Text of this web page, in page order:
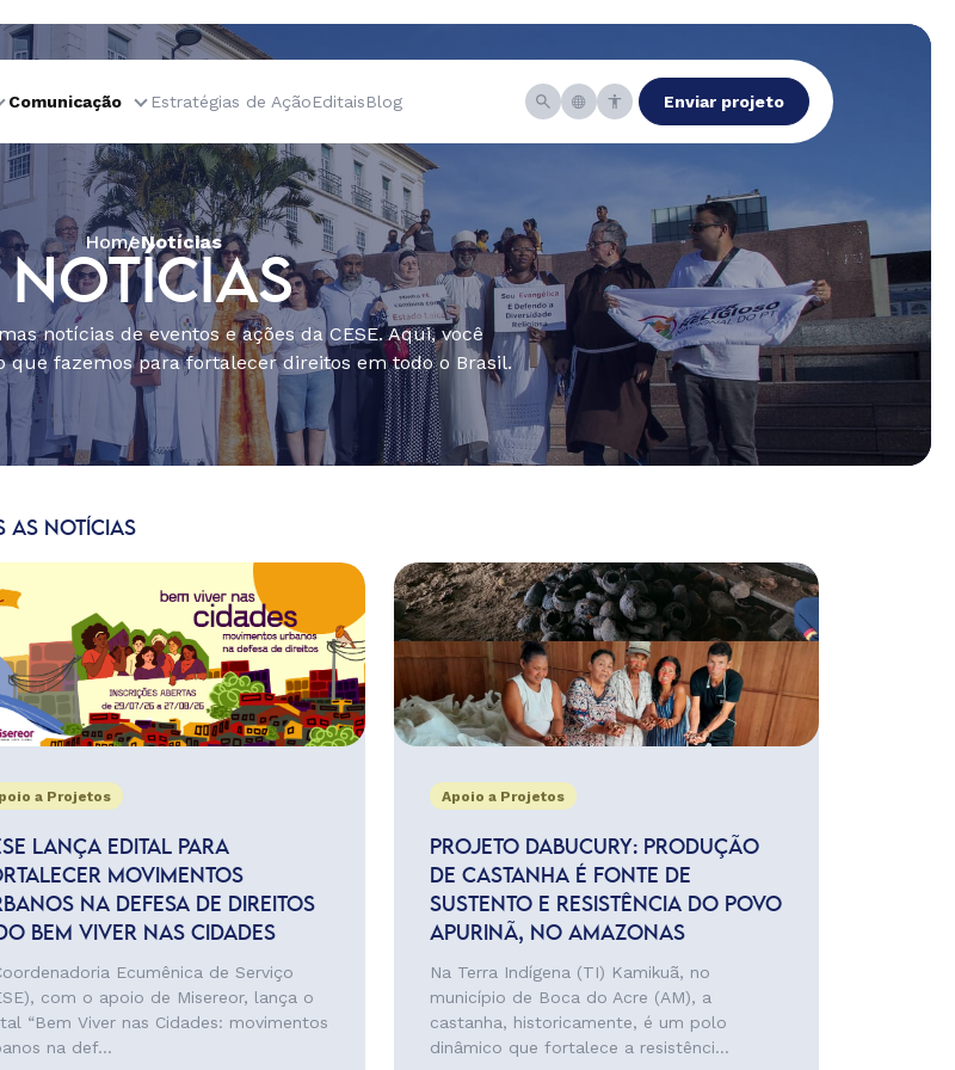
Comunicação Estratégias de AçãoEditaisBlog Enviar projeto
HomeNotícias
NOTÍCIAS
notícias de eventos e ações da CESE. Aqui, você
que fazemos para fortalecer direitos em todo o Brasil.
AS NOTÍCIAS
a Projetos
LANÇA EDITAL PARA
MOVIMENTOS
NA DEFESA DE DIREITOS
BEM VIVER NAS CIDADES
Ecumênica de Serviço
com o apoio de Misereor, lança o
“Bem Viver nas Cidades: movimentos
na def...
Apoio a Projetos
PROJETO DABUCURY: PRODUÇÃO
DE CASTANHA É FONTE DE
SUSTENTO E RESISTÊNCIA DO POVO
APURINÃ, NO AMAZONAS
Na Terra Indígena (TI) Kamikuã, no
município de Boca do Acre (AM), a
castanha, historicamente, é um polo
dinâmico que fortalece a resistênci...